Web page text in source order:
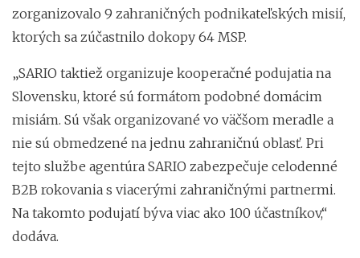
zorganizovalo 9 zahraničných podnikateľských misií,
ktorých sa zúčastnilo dokopy 64 MSP.
„SARIO taktiež organizuje kooperačné podujatia na
Slovensku, ktoré sú formátom podobné domácim
misiám. Sú však organizované vo väčšom meradle a
nie sú obmedzené na jednu zahraničnú oblasť. Pri
tejto službe agentúra SARIO zabezpečuje celodenné
B2B rokovania s viacerými zahraničnými partnermi.
Na takomto podujatí býva viac ako 100 účastníkov,“
dodáva.